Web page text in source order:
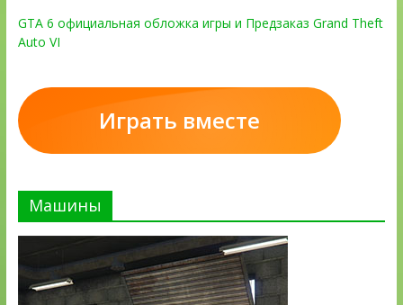
GTA 6 официальная обложка игры и Предзаказ Grand Theft
Auto VI
Играть вместе
Машины